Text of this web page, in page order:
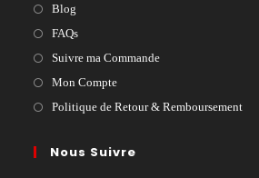
Blog
FAQs
Suivre ma Commande
Mon Compte
Politique de Retour & Remboursement
Nous Suivre